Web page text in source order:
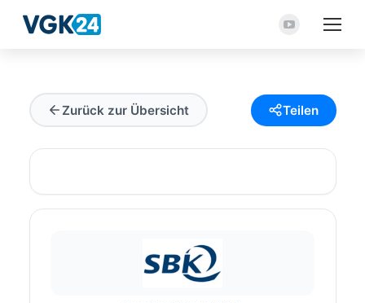
YouTube
in
einem
Fenster
geöffnet
Zurück zur Übersicht Teilen